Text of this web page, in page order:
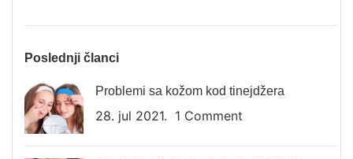
Poslednji članci
Problemi sa kožom kod tinejdžera
28. jul 2021. 1 Comment